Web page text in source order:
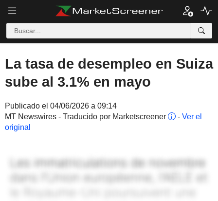
La tasa de desempleo en Suiza
sube al 3.1% en mayo
Publicado el 04/06/2026 a 09:14
MT Newswires - Traducido por Marketscreener
- Ver el
original